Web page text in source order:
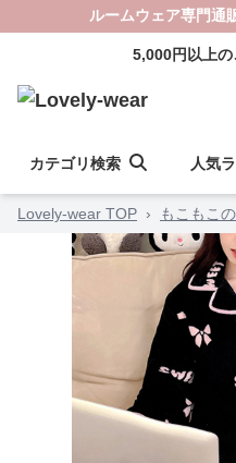
ルームウェア専門通
5,000円以上
カテゴリ検索 人気
Lovely-wear TOP › もこもこ